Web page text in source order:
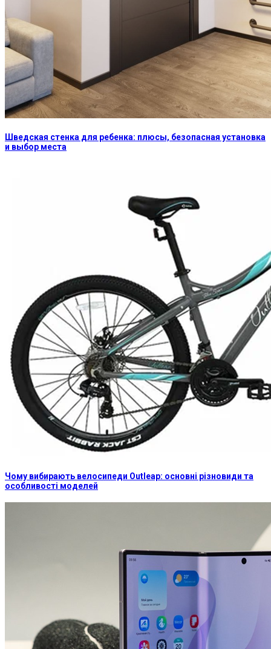
Шведская стенка для ребенка: плюсы, безопасная установка
и выбор места
Чому вибирають велосипеди Outleap: основні різновиди та
особливості моделей